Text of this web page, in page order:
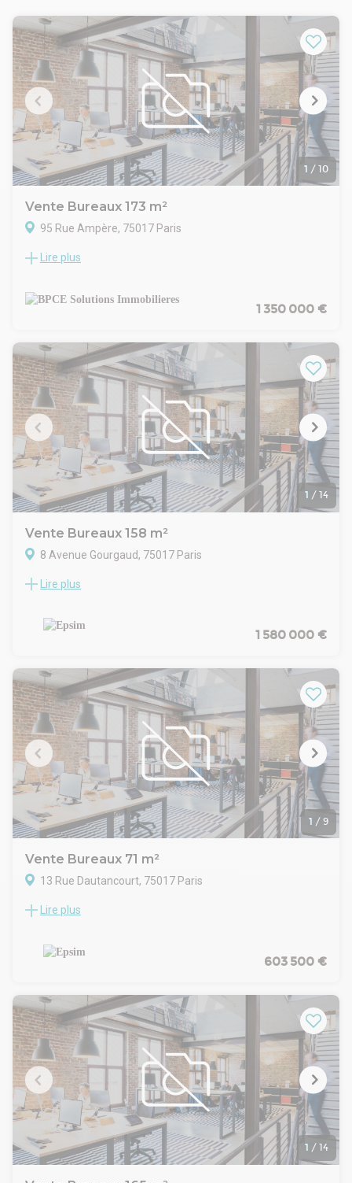
06 35 88 46 50
1 / 10
Vente Bureaux 173 m²
95 Rue Ampère, 75017 Paris
Dans un immeuble ancien de bon standing, BPCE Solutions
proximité de la place Pereire.
Ces locaux bénéficient d'une excellente visibilité grâce à leur
chauffage individuel au gaz et d'une VMC.
Surface Loi Carrez
RDC - 115.10 m² - Prix : 7809.33 €/m²
SS - 57.77 m² - Prix : 7809.33 €/m²
Lire plus
1 350 000 €
1 / 14
Vente Bureaux 158 m²
8 Avenue Gourgaud, 75017 Paris
Une surface de bureaux à la vente à proximité immédiate de
Construction : Immeuble 1930 de très bon standing
État de l'immeuble : Très bon état
Date (dernière mise à jour) : 2026-08-07
Disponibilité : Après accord
Honoraires / Vente: 5 % HT du prix de vente HD À la charge
de l'acquéreur
Commentaires: Provisions annuelles pour charges incluant le
chauffage
Lire plus
1 580 000 €
1 / 9
Vente Bureaux 71 m²
13 Rue Dautancourt, 75017 Paris
Immeuble bénéficiant d'une façade ravalée type atelier
Construction :
Date (dernière mise à jour) : 2026-08-07
de l'acquéreur
Lire plus
603 500 €
1 / 14